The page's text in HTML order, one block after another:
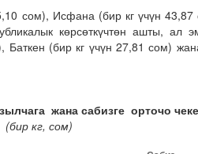
сом), Исфана (бир кг үчүн
көрсөткүчтөн ашты, ал
(бир кг үчүн 27,81 сом)
жана сабизге орточо
(бир кг, сом)